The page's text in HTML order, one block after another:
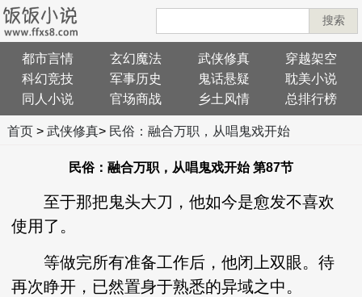
搜索
都市言情 玄幻魔法 武侠修真
穿越架空
科幻竞技
军事历史 鬼话悬疑
耽美小说
同人小说
官场商战 乡土风情 总排行榜
首页> 武侠修真> 民俗：融合万职，从唱鬼戏开始
民俗：融合万职，从唱鬼戏开始 第87节
至于那把鬼头大刀，他如今是愈发不喜欢
使用了。
等做完所有准备工作后，他闭上双眼。待
再次睁开，已然置身于熟悉的异域之中。